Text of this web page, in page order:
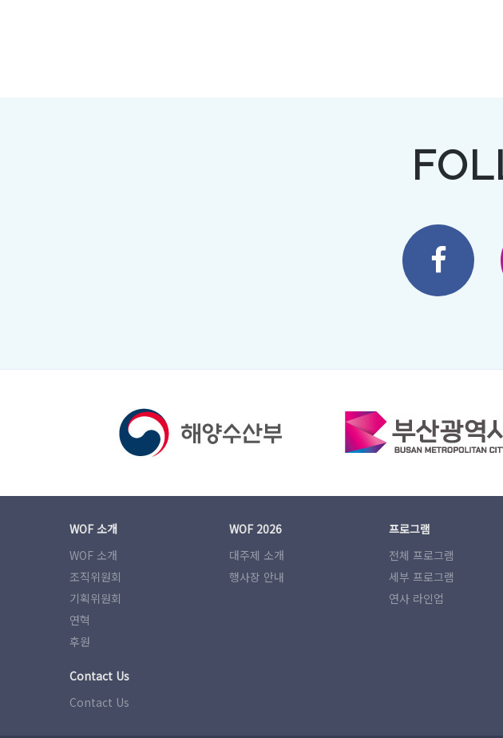
WOF 소개
WOF 소개
조직위원회
기획위원회
연혁
후원
WOF 2026
대주제 소개
행사장 안내
프로그램
전체 프로그램
세부 프로그램
연사 라인업
Contact Us
Contact Us